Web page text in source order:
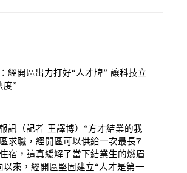
經開區出力打好“人才牌” 讓科技立
度”
訊（記者 王譯博）“方才結業的我
求職，經開區可以供給一次最長7
宿，這真緩解了當下結業生的燃眉
以來，經開區堅固建立“人才是第一